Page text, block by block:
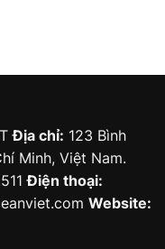
Địa chỉ: 123 Bình
Minh, Việt Nam.
Điện thoại:
Website: